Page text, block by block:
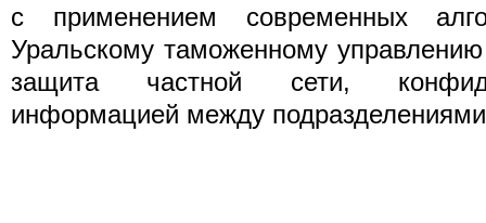
с применением современных
Уральскому таможенному
защита частной сети,
информацией между